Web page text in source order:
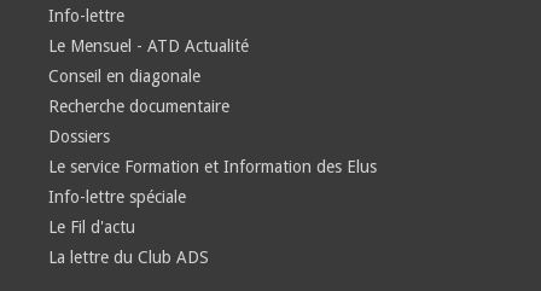
Info-lettre
Le Mensuel - ATD Actualité
Conseil en diagonale
Recherche documentaire
Dossiers
Le service Formation et Information des Elus
Info-lettre spéciale
Le Fil d'actu
La lettre du Club ADS